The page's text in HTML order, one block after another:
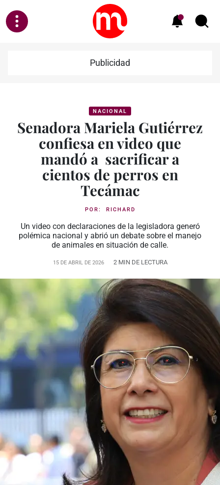
Publicidad
NACIONAL
Senadora Mariela Gutiérrez
confiesa en video que
mandó a sacrificar a
cientos de perros en
Tecámac
POR: RICHARD
Un video con declaraciones de la legisladora generó
polémica nacional y abrió un debate sobre el manejo
de animales en situación de calle.
15 DE ABRIL DE 2026 2 MIN DE LECTURA